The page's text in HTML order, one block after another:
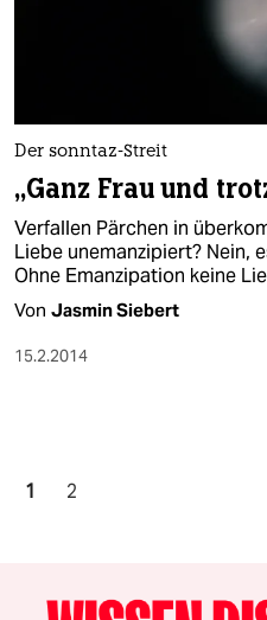
Der sonntaz-Streit
„Ganz Frau und
Verfallen Pärchen in
Liebe unemanzipiert? Nein,
Ohne Emanzipation keine
Von Jasmin Siebert
15.2.2014
1 2